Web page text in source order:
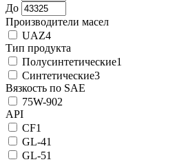
До
Производители масел
UAZ4
Тип продукта
Полусинтетические1
Синтетические3
Вязкость по SAE
75W-902
API
CF1
GL-41
GL-51